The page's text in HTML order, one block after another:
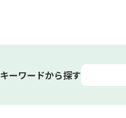
キーワードから探す